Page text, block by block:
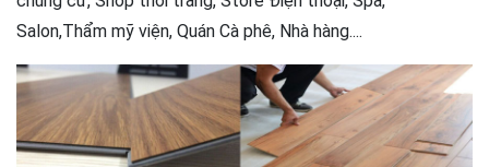
Salon,Thẩm mỹ viện, Quán Cà phê, Nhà hàng....